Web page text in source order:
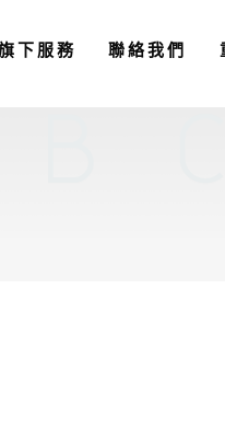
下服務 聯絡我們